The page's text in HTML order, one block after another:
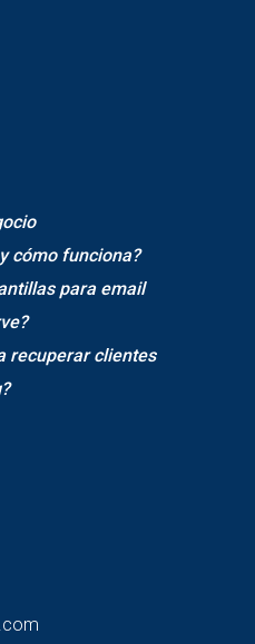
cómo funciona?
para email
recuperar clientes